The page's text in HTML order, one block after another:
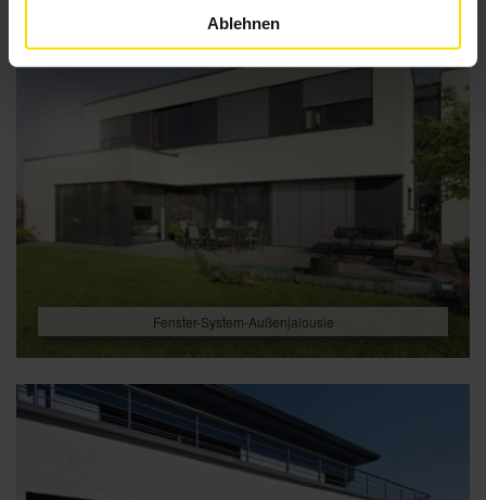
Ablehnen
Fenster-System-Außenjalousie